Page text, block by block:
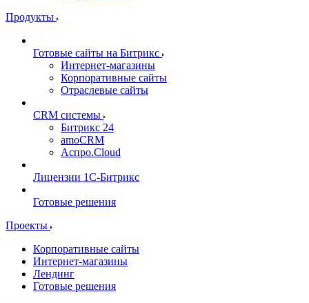
Продукты
Готовые сайты на Битрикс
Интернет-магазины
Корпоративные сайты
Отраслевые сайты
CRM системы
Битрикс 24
amoCRM
Аспро.Cloud
Лицензии 1С-Битрикс
Готовые решения
Проекты
Корпоративные сайты
Интернет-магазины
Лендинг
Готовые решения